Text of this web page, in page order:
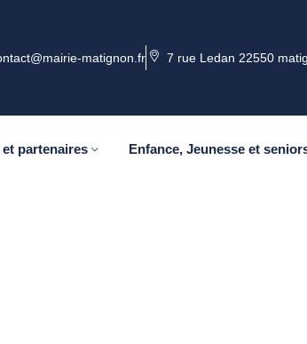
matignon.fr 7 rue Ledan 22550
partenaires Enfance, Jeunesse et